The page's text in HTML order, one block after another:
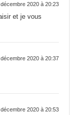
2020 à 20:23
et je vous
2020 à 20:37
2020 à 20:53